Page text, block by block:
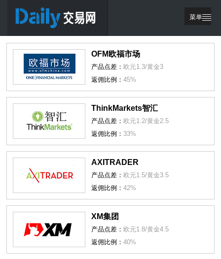
菜单
网站首页
优惠活动
代理支持
注册
登录
OFM欧福市场
产品点差： 欧元1.3/黄金3
返佣比例：45%
ThinkMarkets智汇
产品点差： 欧元1.2/黄金2.5
返佣比例： 33%
AXITRADER
产品点差： 欧元1.5/黄金3.5
返佣比例：42%
XM集团
产品点差： 欧元1.8/黄金4.5
返佣比例：40%